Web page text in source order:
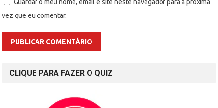
Guardar o meu nome, email e site neste navegador para a próxima
vez que eu comentar.
CLIQUE PARA FAZER O QUIZ